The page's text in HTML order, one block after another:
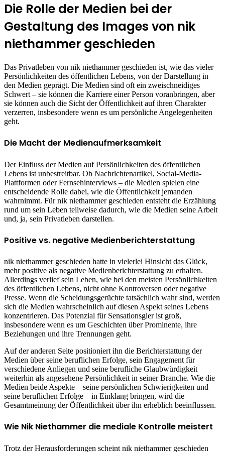
Die Rolle der Medien bei der
Gestaltung des Images von nik
niethammer geschieden
Das Privatleben von nik niethammer geschieden ist, wie das vieler
Persönlichkeiten des öffentlichen Lebens, von der Darstellung in
den Medien geprägt. Die Medien sind oft ein zweischneidiges
Schwert – sie können die Karriere einer Person voranbringen, aber
sie können auch die Sicht der Öffentlichkeit auf ihren Charakter
verzerren, insbesondere wenn es um persönliche Angelegenheiten
geht.
Die Macht der Medienaufmerksamkeit
Der Einfluss der Medien auf Persönlichkeiten des öffentlichen
Lebens ist unbestreitbar. Ob Nachrichtenartikel, Social-Media-
Plattformen oder Fernsehinterviews – die Medien spielen eine
entscheidende Rolle dabei, wie die Öffentlichkeit jemanden
wahrnimmt. Für nik niethammer geschieden entsteht die Erzählung
rund um sein Leben teilweise dadurch, wie die Medien seine Arbeit
und, ja, sein Privatleben darstellen.
Positive vs. negative Medienberichterstattung
nik niethammer geschieden hatte in vielerlei Hinsicht das Glück,
mehr positive als negative Medienberichterstattung zu erhalten.
Allerdings verlief sein Leben, wie bei den meisten Persönlichkeiten
des öffentlichen Lebens, nicht ohne Kontroversen oder negative
Presse. Wenn die Scheidungsgerüchte tatsächlich wahr sind, werden
sich die Medien wahrscheinlich auf diesen Aspekt seines Lebens
konzentrieren. Das Potenzial für Sensationsgier ist groß,
insbesondere wenn es um Geschichten über Prominente, ihre
Beziehungen und ihre Trennungen geht.
Auf der anderen Seite positioniert ihn die Berichterstattung der
Medien über seine beruflichen Erfolge, sein Engagement für
verschiedene Anliegen und seine berufliche Glaubwürdigkeit
weiterhin als angesehene Persönlichkeit in seiner Branche. Wie die
Medien beide Aspekte – seine persönlichen Schwierigkeiten und
seine beruflichen Erfolge – in Einklang bringen, wird die
Gesamtmeinung der Öffentlichkeit über ihn erheblich beeinflussen.
Wie Nik Niethammer die mediale Kontrolle meistert
Trotz der Herausforderungen scheint nik niethammer geschieden